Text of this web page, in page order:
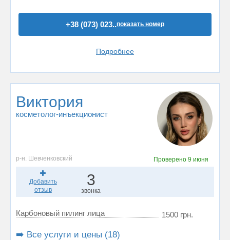
+38 (073) 023..показать номер
Подробнее
Виктория
косметолог-инъекционист
р-н. Шевченковский Проверено9 июня
Добавить
отзыв
3
звонка
Карбоновый пилинг лица 1500 грн.
➡️ Все услуги и цены (18)